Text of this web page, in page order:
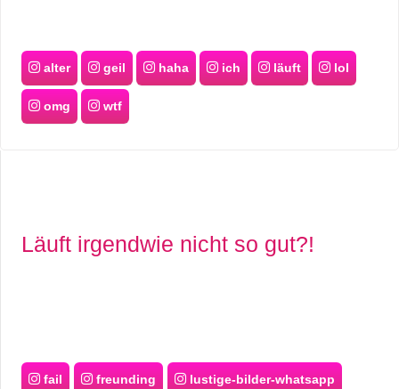
alter geil haha ich läuft lol
omg wtf
Läuft irgendwie nicht so gut?!
fail freunding lustige-bilder-whatsapp